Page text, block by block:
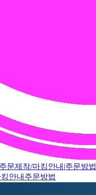
주문제작/마킹안내 |주문방법
안내 주문방법